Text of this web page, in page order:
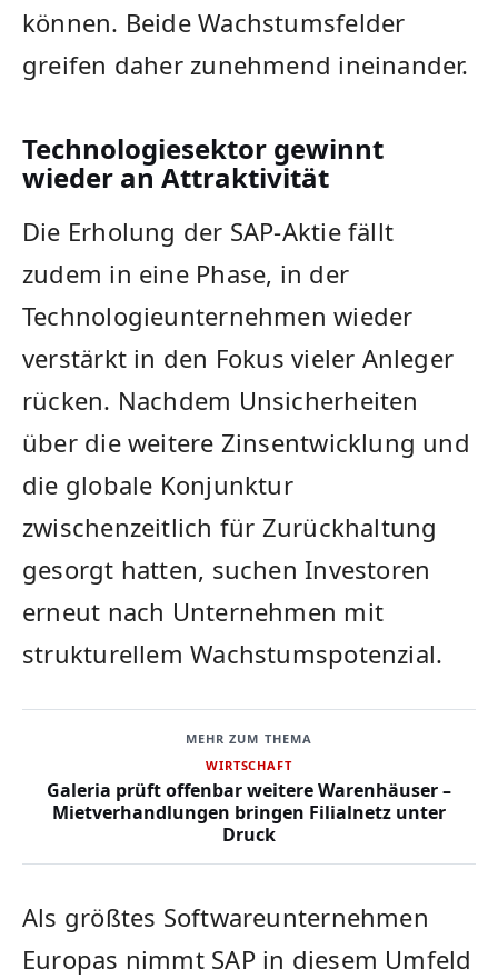
können. Beide Wachstumsfelder
greifen daher zunehmend ineinander.
Technologiesektor gewinnt
wieder an Attraktivität
Die Erholung der SAP-Aktie fällt
zudem in eine Phase, in der
Technologieunternehmen wieder
verstärkt in den Fokus vieler Anleger
rücken. Nachdem Unsicherheiten
über die weitere Zinsentwicklung und
die globale Konjunktur
zwischenzeitlich für Zurückhaltung
gesorgt hatten, suchen Investoren
erneut nach Unternehmen mit
strukturellem Wachstumspotenzial.
MEHR ZUM THEMA
WIRTSCHAFT
Galeria prüft offenbar weitere Warenhäuser –
Mietverhandlungen bringen Filialnetz unter
Druck
Als größtes Softwareunternehmen
Europas nimmt SAP in diesem Umfeld